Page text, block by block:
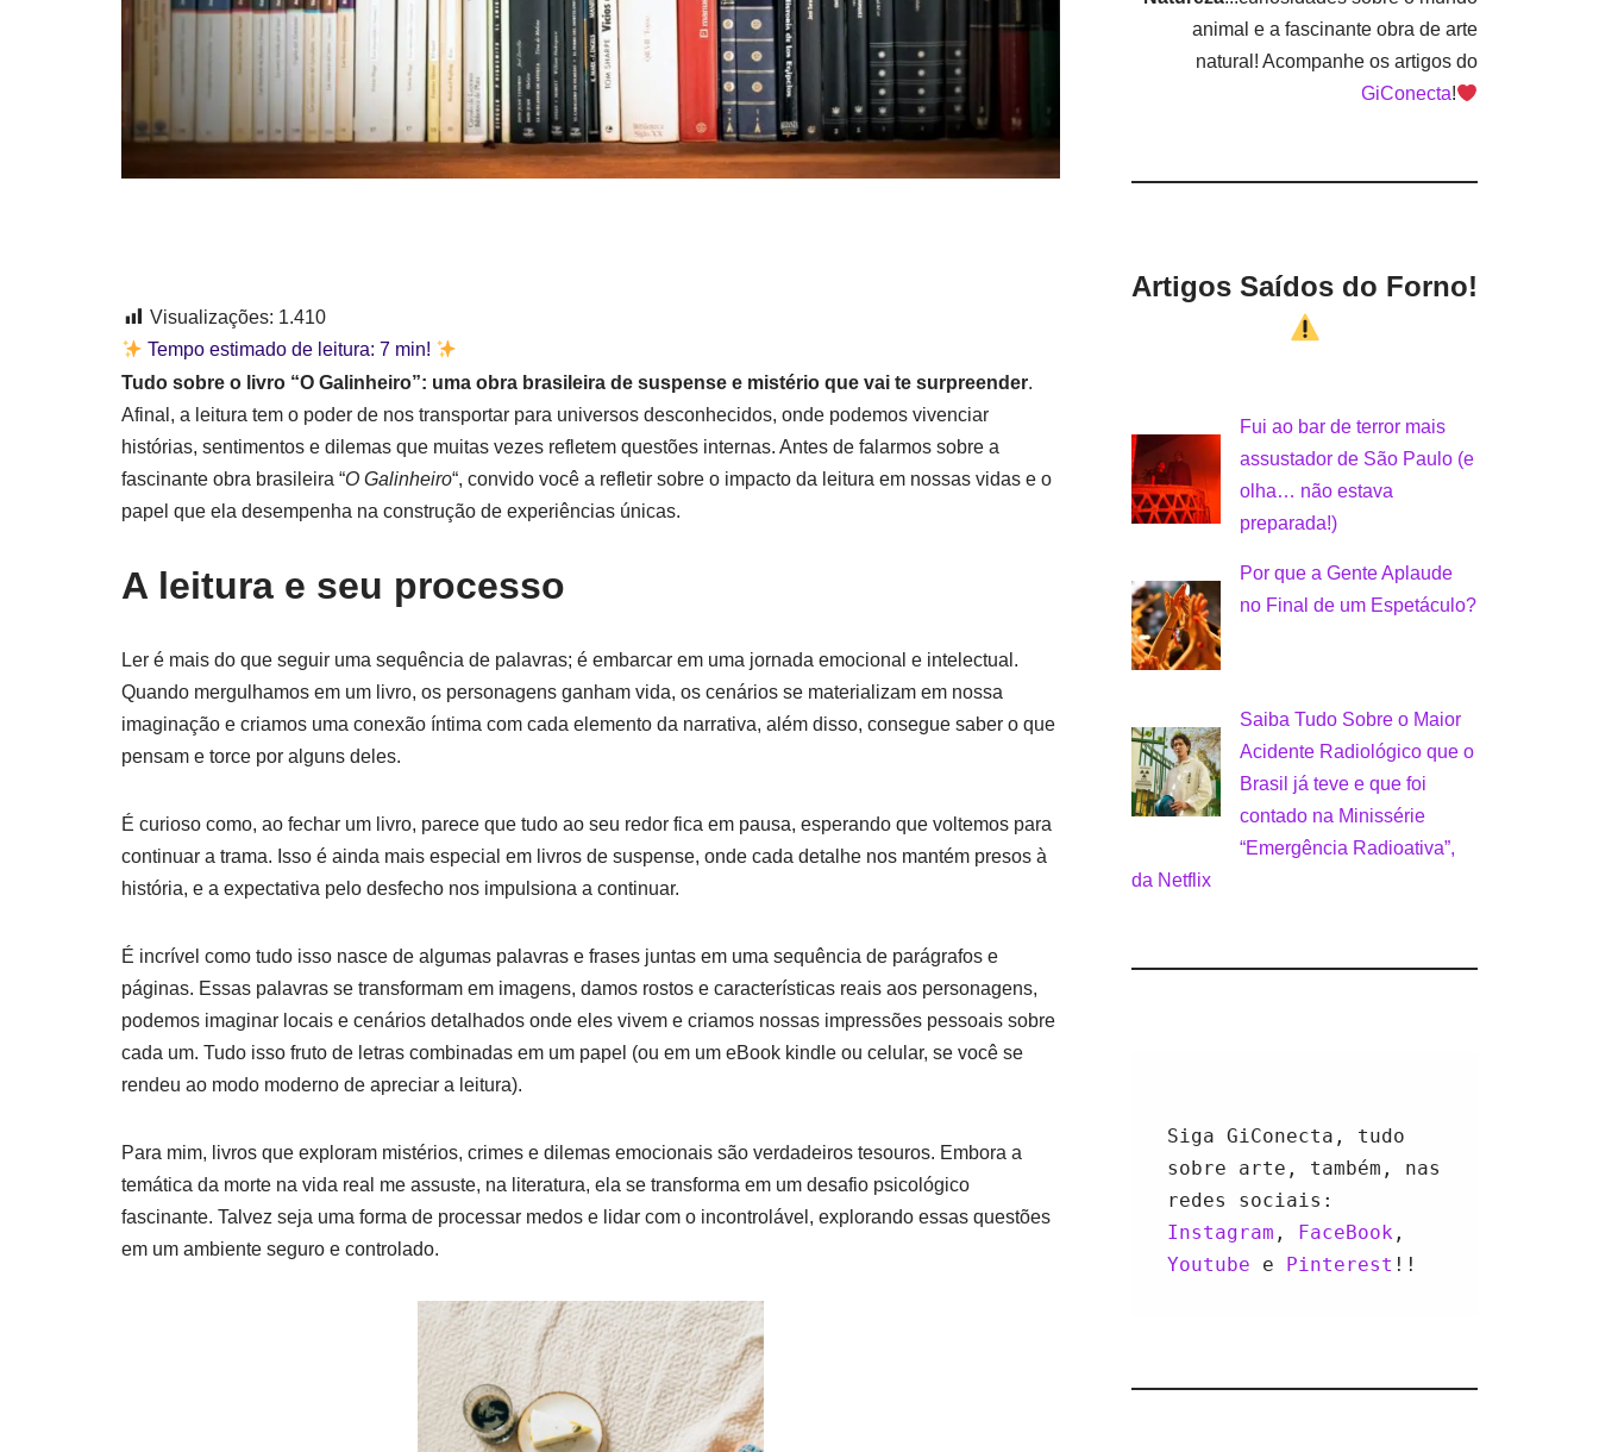
Visualizações: 1.410
Tempo estimado de leitura: 7 min!
Tudo sobre o livro “O Galinheiro”: uma obra brasileira de suspense e mistério que vai te surpreender.
Afinal, a leitura tem o poder de nos transportar para universos desconhecidos, onde podemos vivenciar
histórias, sentimentos e dilemas que muitas vezes refletem questões internas. Antes de falarmos sobre a
fascinante obra brasileira “O Galinheiro“, convido você a refletir sobre o impacto da leitura em nossas vidas e o
papel que ela desempenha na construção de experiências únicas.
A leitura e seu processo
Ler é mais do que seguir uma sequência de palavras; é embarcar em uma jornada emocional e intelectual.
Quando mergulhamos em um livro, os personagens ganham vida, os cenários se materializam em nossa
imaginação e criamos uma conexão íntima com cada elemento da narrativa, além disso, consegue saber o que
pensam e torce por alguns deles.
É curioso como, ao fechar um livro, parece que tudo ao seu redor fica em pausa, esperando que voltemos para
continuar a trama. Isso é ainda mais especial em livros de suspense, onde cada detalhe nos mantém presos à
história, e a expectativa pelo desfecho nos impulsiona a continuar.
É incrível como tudo isso nasce de algumas palavras e frases juntas em uma sequência de parágrafos e
páginas. Essas palavras se transformam em imagens, damos rostos e características reais aos personagens,
podemos imaginar locais e cenários detalhados onde eles vivem e criamos nossas impressões pessoais sobre
cada um. Tudo isso fruto de letras combinadas em um papel (ou em um eBook kindle ou celular, se você se
rendeu ao modo moderno de apreciar a leitura).
Para mim, livros que exploram mistérios, crimes e dilemas emocionais são verdadeiros tesouros. Embora a
temática da morte na vida real me assuste, na literatura, ela se transforma em um desafio psicológico
fascinante. Talvez seja uma forma de processar medos e lidar com o incontrolável, explorando essas questões
em um ambiente seguro e controlado.
animal e a fascinante obra de arte
natural! Acompanhe os artigos do
GiConecta!
Artigos Saídos do Forno!
Fui ao bar de terror mais
assustador de São Paulo (e
olha… não estava
preparada!)
Por que a Gente Aplaude
no Final de um Espetáculo?
Saiba Tudo Sobre o Maior
Acidente Radiológico que o
Brasil já teve e que foi
contado na Minissérie
“Emergência Radioativa”,
da Netflix
Siga GiConecta, tudo
sobre arte, também, nas
Instagram , FaceBook
Youtube e Pinterest !!